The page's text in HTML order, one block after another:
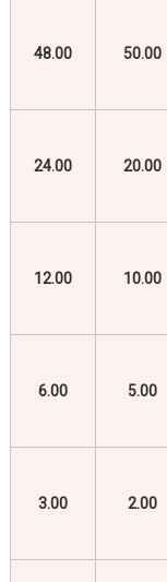
48.00 50.00
24.00 20.00
12.00 10.00
6.00 5.00
3.00 2.00